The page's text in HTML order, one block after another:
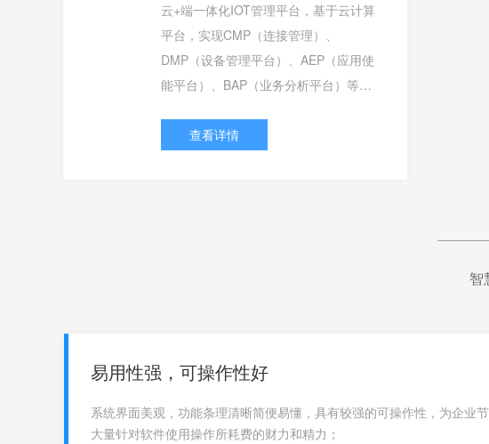
云+端一体化IOT管理平台，基于云计算
平台，实现CMP（连接管理）、
DMP（设备管理平台）、AEP（应用使
能平台）、BAP（业务分析平台）等平
器、物联网网关设备的接入管理，对接
查看详情
智
易用性强，可操作性好
系统界面美观，功能条理清晰简便易懂，具有较强的可操作性，为企业
大量针对软件使用操作所耗费的财力和精力；
易用性强，可操作性好
系统界面美观，功能条理清晰简便易懂，具有较强的可操作性，为企业节
量针对软件使用操作所耗费的财力和精力；